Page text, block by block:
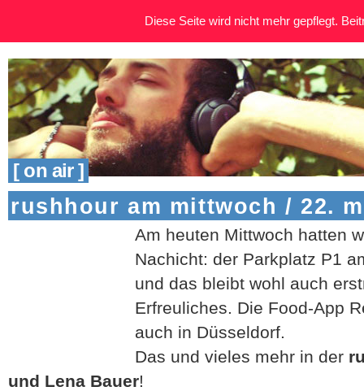
[ on air ]
rushhour am mittwoch / 22.
Am heuten Mittwoch hatten
Nachicht: der Parkplatz P1
und das bleibt wohl auch
Erfreuliches. Die Food-App
auch in Düsseldorf.
Das und vieles mehr in der
und Lena Bauer!
Diese Seite wird nicht mehr gepflegt.